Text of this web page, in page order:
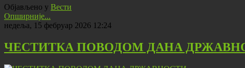
Објављено у Вести
Опширније...
недеља, 15 фебруар 2026 12:24
ЧЕСТИТКА ПОВОДОМ ДАНА